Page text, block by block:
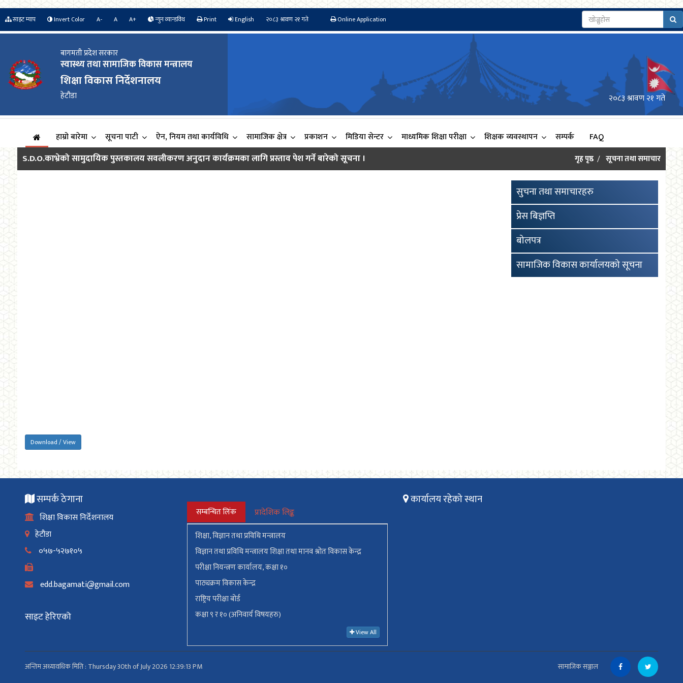
साइट म्याप Invert Color A- A A+ न्युन व्यान्डविथ Print English २०८३ श्रावण २१ गते Online Application
बागमती प्रदेश सरकार
स्वास्थ्य तथा सामाजिक विकास मन्त्रालय
शिक्षा विकास निर्देशनालय
हेटौडा २०८३ श्रावण २१ गते
हाम्रो बारेमा सूचना पाटी ऐन, नियम तथा कार्यविधि सामाजिक क्षेत्र प्रकाशन मिडिया सेन्टर माध्यमिक शिक्षा परीक्षा शिक्षक व्यवस्थापन सम्पर्क FAQ
S.D.O.काभ्रेको सामुदायिक पुस्तकालय सवलीकरण अनुदान कार्यक्रमका लागि प्रस्ताव पेश गर्ने बारेको सूचना । गृह पृष्ठ सूचना तथा समाचार
Download / View
सुचना तथा समाचारहरु
प्रेस बिज्ञप्ति
बोलपत्र
सामाजिक विकास कार्यालयको सूचना
सम्पर्क ठेगाना
शिक्षा विकास निर्देशनालय
हेटौडा
०५७-५२७१०५
edd.bagamati@gmail.com
साइट हेरिएको
सम्बन्धित लिंक प्रादेशिक लिङ्क
शिक्षा, विज्ञान तथा प्रविधि मन्त्रालय
विज्ञान तथा प्रविधि मन्त्रालय शिक्षा तथा मानव श्रोत विकास केन्द्र
परीक्षा नियन्त्रण कार्यालय, कक्षा १०
पाठ्यक्रम विकास केन्द्र
राष्ट्रिय परीक्षा बोर्ड
कक्षा ९ र १० (अनिवार्य विषयहरु)
View All
कार्यालय रहेको स्थान
अन्तिम अध्यावधिक मिति : Thursday 30th of July 2026 12:39:13 PM सामाजिक सञ्जाल